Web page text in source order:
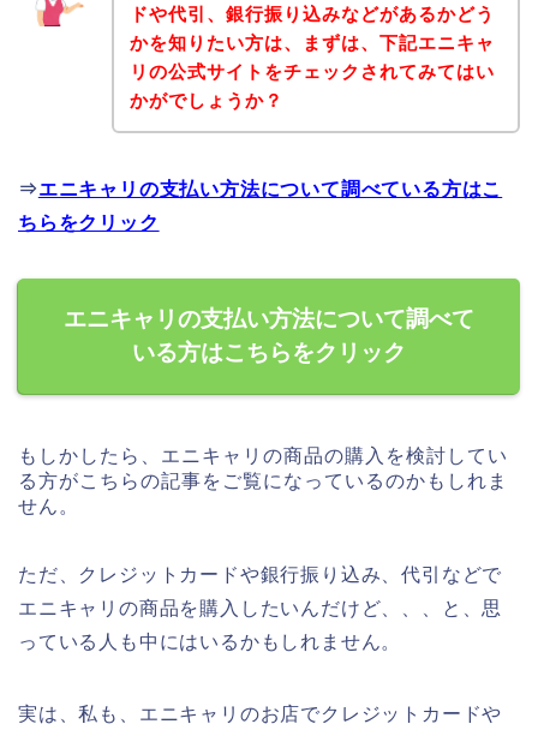
ドや代引、銀行振り込みなどがあるかどう
かを知りたい方は、まずは、下記エニキャ
リの公式サイトをチェックされてみてはい
かがでしょうか？
⇒エニキャリの支払い方法について調べている方はこ
ちらをクリック
エニキャリの支払い方法について調べて
いる方はこちらをクリック
もしかしたら、エニキャリの商品の購入を検討してい
る方がこちらの記事をご覧になっているのかもしれま
せん。
ただ、クレジットカードや銀行振り込み、代引などで
エニキャリの商品を購入したいんだけど、、、と、思
っている人も中にはいるかもしれません。
実は、私も、エニキャリのお店でクレジットカードや